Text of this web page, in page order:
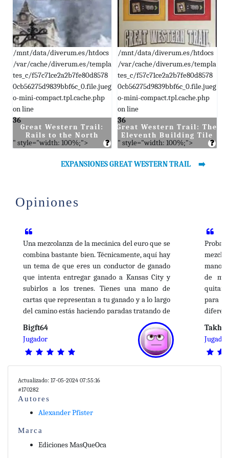
Ruta del Oeste
De herofreaks.com
Great Western Trail
De www.shuriken64.com
41.28€ Agotado
Great Western Trail
De dracotienda.com
40.46€
Great Western Trail: La Gran
Ruta del Oeste
De eldadonegro.com
39.95€ Comprar
/mnt/data/diverum.es/htdocs
/var/cache/diverum.es/templa
tes_c/f57c71ce2a2b7fe80d8578
0cb56275d9839bbf6c_0.file.jueg
o-mini-compact.tpl.cache.php
on line
36
" style="width: 100%;">
Great Western Trail:
Rails to the North
❓
/mnt/data/diverum.es/htdocs
/var/cache/diverum.es/templa
tes_c/f57c71ce2a2b7fe80d8578
0cb56275d9839bbf6c_0.file.jueg
o-mini-compact.tpl.cache.php
on line
36
" style="width: 100%;">
Great Western Trail: The
Eleventh Building Tile
❓
EXPANSIONES GREAT WESTERN TRAIL
Opiniones
Una mezcolanza de la mecánica del euro que se
combina bastante bien. Técnicamente, aquí hay
un tema de que eres un conductor de ganado
que intenta entregar ganado a Kansas City y
subirlos a los trenes. Tienes una mano de
cartas que representan a tu ganado y a lo largo
del camino estás haciendo paradas tratando de
ganar dinero / conseguir más ganado /
trabajadores de alquiler / etc. Nada de eso
realmente se ajusta temáticamente, ya que es
probable que la mayor parte del ganado que
terminas entregando ni siquiera fuera el
ganado con el que comenzaste. La pista de
temporizador / trabajador es torpe y muy
complicada. El orden inicial del jugador se
siente importante y la aleatoriedad de los
insignificante en lo que es un juego de 2 +
horas con 4p. Hay tres estrategias generales de
Bigft64
Jugador
de
para
cada
cartas,
Jugador
Actualizado: 17-05-2024 07:55:16
#170282
Autores
Alexander Pfister
Marca
Ediciones MasQueOca